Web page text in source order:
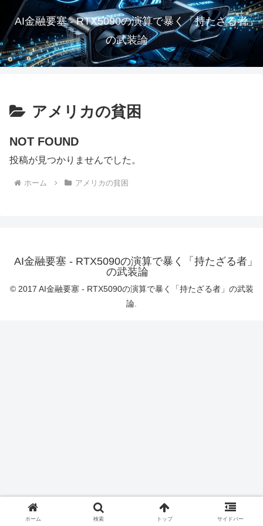
AI金融要塞 - RTX5090の演算で暴く「持たざる者」
の武装論
アメリカの貧困
NOT FOUND
投稿が見つかりませんでした。
ホーム アメリカの貧困
AI金融要塞 - RTX5090の演算で暴く「持たざる者」
の武装論
© 2017 AI金融要塞 - RTX5090の演算で暴く「持たざる者」の武装
論.
ホーム 検索 トップ サイドバー